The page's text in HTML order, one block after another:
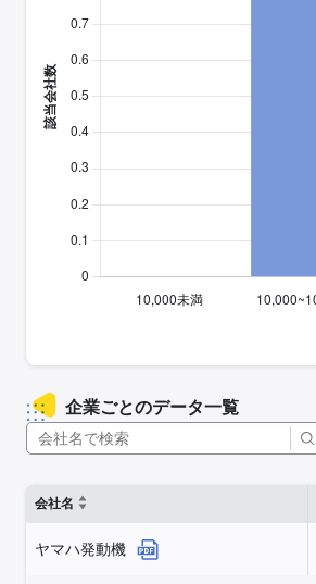
企業ごとのデータ一覧
会社名
ヤマハ発動機